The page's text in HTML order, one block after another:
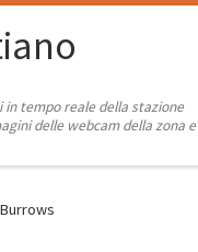
in tempo reale della stazione
delle webcam della zona e